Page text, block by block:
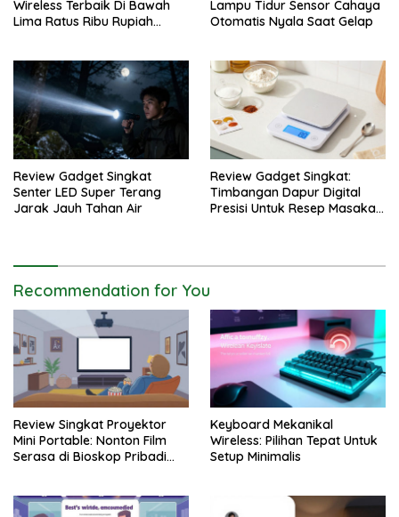
Wireless Terbaik Di Bawah
Lima Ratus Ribu Rupiah
Lampu Tidur Sensor Cahaya
Otomatis Nyala Saat Gelap
Review Gadget Singkat
Senter LED Super Terang
Jarak Jauh Tahan Air
Review Gadget Singkat:
Timbangan Dapur Digital
Presisi Untuk Resep Masakan
Recommendation for You
Review Singkat Proyektor
Mini Portable: Nonton Film
Serasa di Bioskop Pribadi
Keyboard Mekanikal
Wireless: Pilihan Tepat Untuk
Setup Minimalis